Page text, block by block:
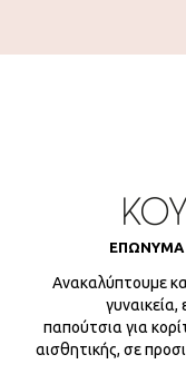
ΕΠΩΝΥΜΑ
Ανακαλύπτουμε
παπούτσια για
αισθητικής, σε